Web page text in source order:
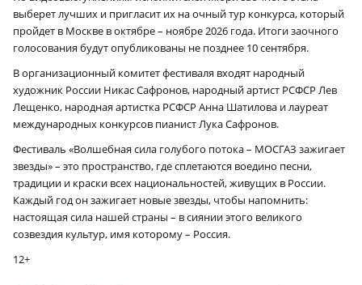
выберет лучших и пригласит их на очный тур конкурса, который
пройдет в Москве в октябре – ноябре 2026 года. Итоги заочного
голосования будут опубликованы не позднее 10 сентября.
В организационный комитет фестиваля входят народный
художник России Никас Сафронов, народный артист РСФСР Лев
Лещенко, народная артистка РСФСР Анна Шатилова и лауреат
международных конкурсов пианист Лука Сафронов.
Фестиваль «Волшебная сила голубого потока – МОСГАЗ зажигает
звезды» – это пространство, где сплетаются воедино песни,
традиции и краски всех национальностей, живущих в России.
Каждый год он зажигает новые звезды, чтобы напомнить:
настоящая сила нашей страны – в сиянии этого великого
созвездия культур, имя которому – Россия.
12+